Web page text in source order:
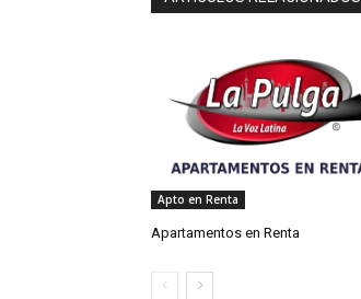
Apto en Renta
Apartamentos en Renta